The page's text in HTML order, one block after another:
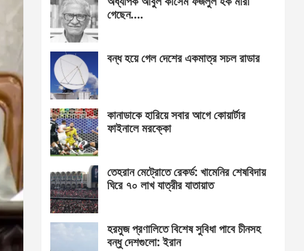
গেছেন….
বন্ধ হয়ে গেল দেশের একমাত্র সচল রাডার
কানাডাকে হারিয়ে সবার আগে কোয়ার্টার
ফাইনালে মরক্কো
তেহরান মেট্রোতে রেকর্ড: খামেনির শেষবিদায়
ঘিরে ৭০ লাখ যাত্রীর যাতায়াত
হরমুজ প্রণালিতে বিশেষ সুবিধা পাবে চীনসহ
বন্ধু দেশগুলো: ইরান